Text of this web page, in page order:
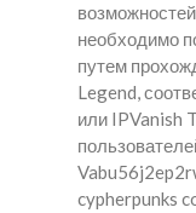
необходимо
путем
Legend,
или IPVanish
cypherpunks